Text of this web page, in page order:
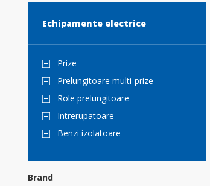
Echipamente electrice
Prize
Prelungitoare multi-prize
Role prelungitoare
Intrerupatoare
Benzi izolatoare
Brand